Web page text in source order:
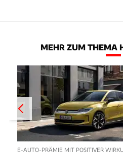
MEHR ZUM THEMA
E-AUTO-PRÄMIE MIT POSITIVER